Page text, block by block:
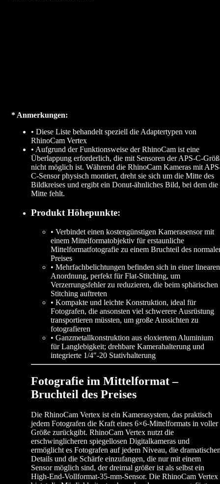
* Anmerkungen:
• Diese Liste behandelt speziell die Adaptertypen von
RhinoCam Vertex
• Aufgrund der Funktionsweise der RhinoCam ist eine
Überlappung erforderlich, die mit Sensoren der APS-C-
nicht möglich ist. Während die RhinoCam Kameras mit
C-Sensor physisch montiert, dreht sie sich um die Mitte des
Bildkreises und ergibt ein Donut-ähnliches Bild, bei dem die
Mitte fehlt.
Produkt Höhepunkte:
• Verbindet einen kostengünstigen Kamerasensor mit
einem Mittelformatobjektiv für erstaunliche
Mittelformatfotografie zu einem Bruchteil des
Preises
• Mehrfachbelichtungen befinden sich in einer linearen
Anordnung, perfekt für Flat-Stitching, um
Verzerrungsfehler zu reduzieren, die beim sphärischen
Stitching auftreten
• Kompakte und leichte Konstruktion, ideal für
Fotografen, die ansonsten viel schwerere Ausrüstung
transportieren müssten, um große Aussichten zu
fotografieren
• Ganzmetallkonstruktion aus eloxiertem Aluminium
für Langlebigkeit; drehbare Kamerahalterung und
integrierte 1/4″-20 Stativhalterung
Fotografie im Mittelformat –
Bruchteil des Preises
Die RhinoCam Vertex ist ein Kamerasystem, das praktisch
jedem Fotografen die Kraft eines 6×6-Mittelformats in voller
Größe zurückgibt. RhinoCam Vertex nutzt die
erschwinglicheren spiegellosen Digitalkameras und
ermöglicht es Fotografen auf jedem Niveau, die
Details und die Schärfe einzufangen, die nur mit einem
Sensor möglich sind, der dreimal größer ist als selbst ein
High-End-Vollformat-35-mm-Sensor. Die RhinoCam Vertex